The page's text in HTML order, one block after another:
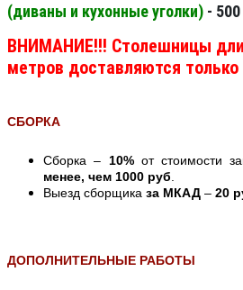
(диваны и кухонные уголки) -
ВНИМАНИЕ!!! Столешницы
метров доставляются
СБОРКА
Сборка – 10%от стоимости
менее, чем 1000 руб
Выезд сборщика за МКАД – 20
ДОПОЛНИТЕЛЬНЫЕ РАБОТЫ